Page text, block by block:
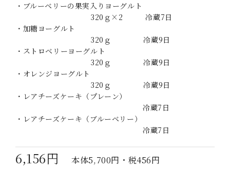
・ブルーベリーの果実入りヨーグルト
320ｇ×2 冷蔵7日
・加糖ヨーグルト
320ｇ 冷蔵9日
・ストロベリーヨーグルト
320ｇ 冷蔵9日
・オレンジヨーグルト
320ｇ 冷蔵9日
・レアチーズケーキ（プレーン）
冷蔵7日
・レアチーズケーキ（ブルーベリー）
冷蔵7日
6,156円本体5,700円・税456円